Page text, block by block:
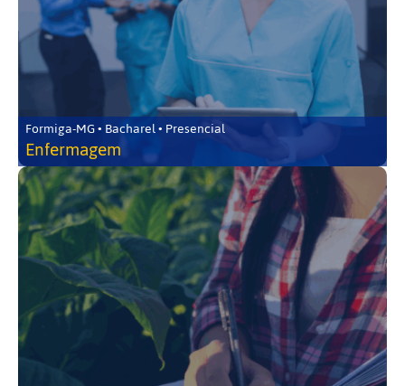
Formiga-MG • Bacharel • Presencial
Enfermagem